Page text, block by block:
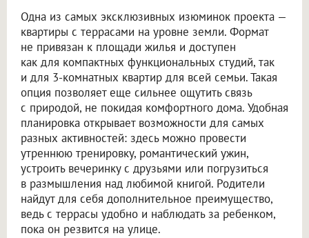
Одна из самых эксклюзивных изюминок проекта —
квартиры с террасами на уровне земли. Формат
не привязан к площади жилья и доступен
как для компактных функциональных студий, так
и для 3-комнатных квартир для всей семьи. Такая
опция позволяет еще сильнее ощутить связь
с природой, не покидая комфортного дома. Удобная
планировка открывает возможности для самых
разных активностей: здесь можно провести
утреннюю тренировку, романтический ужин,
устроить вечеринку с друзьями или погрузиться
в размышления над любимой книгой. Родители
найдут для себя дополнительное преимущество,
ведь с террасы удобно и наблюдать за ребенком,
пока он резвится на улице.